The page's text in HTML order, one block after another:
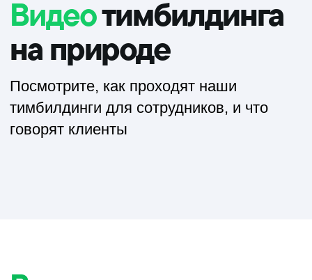
Выездной
тимбилдинг
на природе